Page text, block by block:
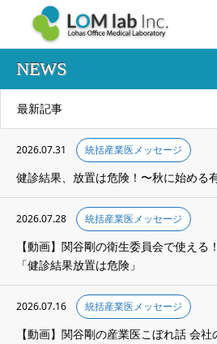
NEWS
最新記事
2026.07.31 統括産業医メッセージ
健診結果、放置は危険！〜秋に始める
2026.07.28 統括産業医メッセージ
【動画】関谷剛の衛生委員会で使え
「健診結果放置は危険」
2026.07.16 統括産業医メッセージ
【動画】関谷剛の産業医こぼれ話 会